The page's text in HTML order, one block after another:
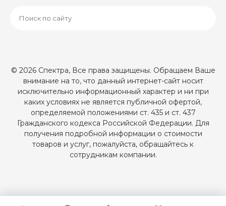
© 2026 Спектра, Все права защищены. Обращаем Ваше
внимание на то, что данный интернет-сайт носит
исключительно информационный характер и ни при
каких условиях не является публичной офертой,
определяемой положениями ст. 435 и ст. 437
Гражданского кодекса Российской Федерации. Для
получения подробной информации о стоимости
товаров и услуг, пожалуйста, обращайтесь к
сотрудникам компании.